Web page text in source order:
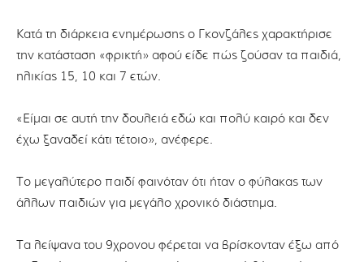
Κατά τη διάρκεια ενημέρωσης ο Γκονζάλες χαρακτήρισε
την κατάσταση «φρικτή» αφού είδε πώς ζούσαν τα παιδιά,
ηλικίας 15, 10 και 7 ετών.
«Είμαι σε αυτή την δουλειά εδώ και πολύ καιρό και δεν
έχω ξαναδεί κάτι τέτοιο», ανέφερε.
Το μεγαλύτερο παιδί φαινόταν ότι ήταν ο φύλακας των
άλλων παιδιών για μεγάλο χρονικό διάστημα.
Τα λείψανα του 9χρονου φέρεται να βρίσκονταν έξω από